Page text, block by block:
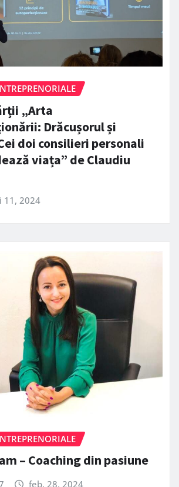
„Arta
Drăcușorul și
doi consilieri personali
viața” de Claudiu
11, 2024
– Coaching din pasiune
feb. 28, 2024